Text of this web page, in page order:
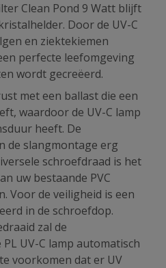
Clean Pond 9 Watt blijft
Door de UV-C
en ziektekiemen
perfecte leefomgeving
wordt gecreëerd.
met een ballast die een
waardoor de UV-C lamp
heeft. De
de slangmontage erg
schroefdraad is het
uw bestaande PVC
Voor de veiligheid is een
in de schroefdop.
zal de
UV-C lamp automatisch
voorkomen dat er UV